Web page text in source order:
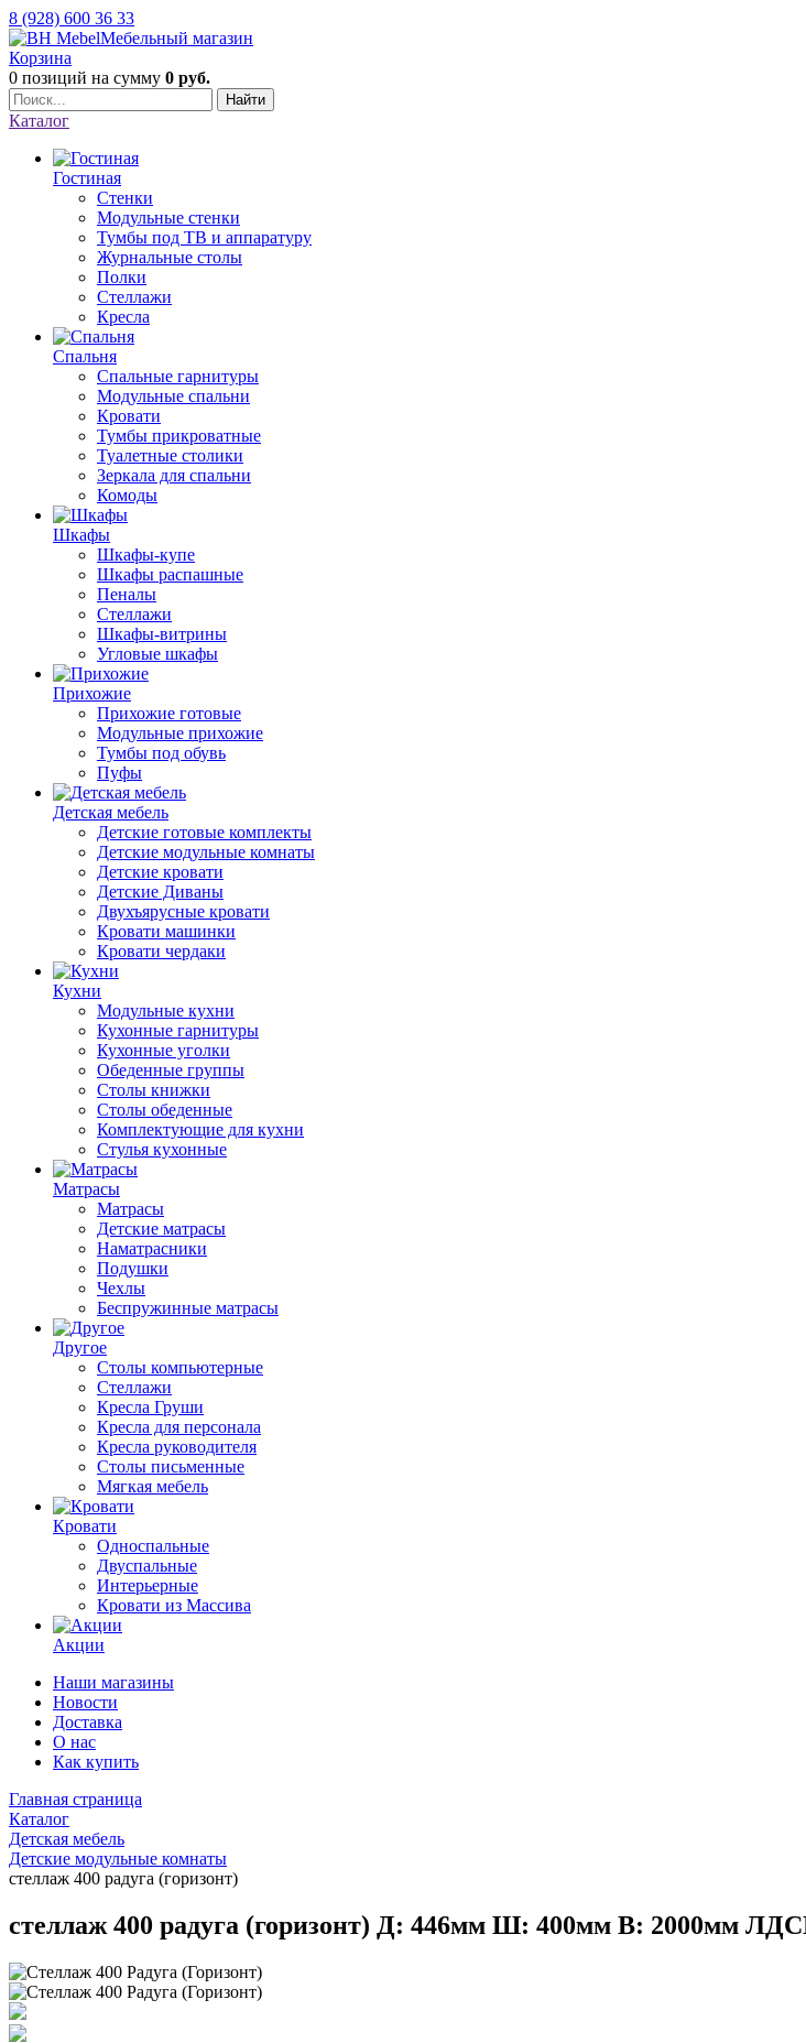
8 (928) 600 36 33
Мебельный магазин
Корзина
0 позиций на сумму 0 руб.
Найти
Каталог
Гостиная
Стенки
Модульные стенки
Тумбы под ТВ и аппаратуру
Журнальные столы
Полки
Стеллажи
Кресла
Спальня
Спальные гарнитуры
Модульные спальни
Кровати
Тумбы прикроватные
Туалетные столики
Зеркала для спальни
Комоды
Шкафы
Шкафы-купе
Шкафы распашные
Пеналы
Стеллажи
Шкафы-витрины
Угловые шкафы
Прихожие
Прихожие готовые
Модульные прихожие
Тумбы под обувь
Пуфы
Детская мебель
Детские готовые комплекты
Детские модульные комнаты
Детские кровати
Детские Диваны
Двухъярусные кровати
Кровати машинки
Кровати чердаки
Кухни
Модульные кухни
Кухонные гарнитуры
Кухонные уголки
Обеденные группы
Столы книжки
Столы обеденные
Комплектующие для кухни
Стулья кухонные
Матрасы
Матрасы
Детские матрасы
Наматрасники
Подушки
Чехлы
Беспружинные матрасы
Другое
Столы компьютерные
Стеллажи
Кресла Груши
Кресла для персонала
Кресла руководителя
Столы письменные
Мягкая мебель
Кровати
Односпальные
Двуспальные
Интерьерные
Кровати из Массива
Акции
Наши магазины
Новости
Доставка
О нас
Как купить
Главная страница
Каталог
Детская мебель
Детские модульные комнаты
стеллаж 400 радуга (горизонт)
стеллаж 400 радуга (горизонт) Д: 446мм Ш: 400мм В: 2000мм